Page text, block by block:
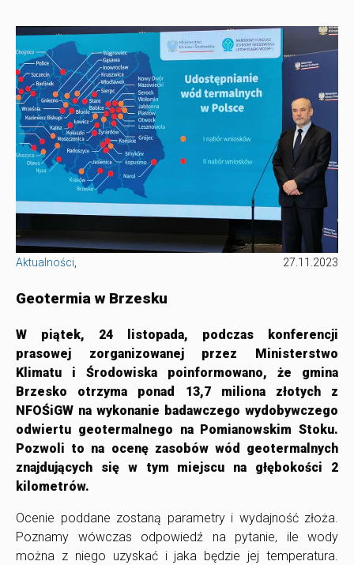
Aktualności, 27.11.2023
Geotermia w Brzesku
W piątek, 24 listopada, podczas konferencji
prasowej zorganizowanej przez Ministerstwo
Klimatu i Środowiska poinformowano, że gmina
Brzesko otrzyma ponad 13,7 miliona złotych z
NFOŚiGW na wykonanie badawczego wydobywczego
odwiertu geotermalnego na Pomianowskim Stoku.
Pozwoli to na ocenę zasobów wód geotermalnych
znajdujących się w tym miejscu na głębokości 2
kilometrów.
Ocenie poddane zostaną parametry i wydajność złoża.
Poznamy wówczas odpowiedź na pytanie, ile wody
można z niego uzyskać i jaka będzie jej temperatura.